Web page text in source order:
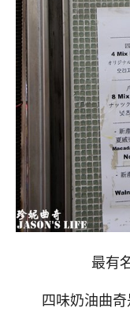
最有
四味奶油曲